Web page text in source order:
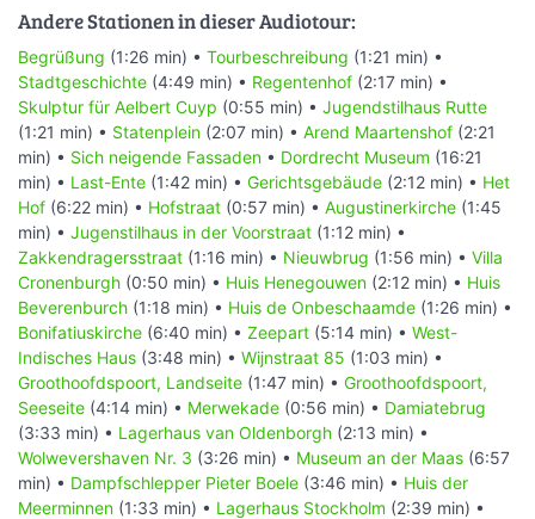
Andere Stationen in dieser Audiotour:
Begrüßung (1:26 min) • Tourbeschreibung (1:21 min) •
Stadtgeschichte (4:49 min) • Regentenhof (2:17 min) •
Skulptur für Aelbert Cuyp (0:55 min) • Jugendstilhaus Rutte
(1:21 min) • Statenplein (2:07 min) • Arend Maartenshof (2:21
min) • Sich neigende Fassaden • Dordrecht Museum (16:21
min) • Last-Ente (1:42 min) • Gerichtsgebäude (2:12 min) • Het
Hof (6:22 min) • Hofstraat (0:57 min) • Augustinerkirche (1:45
min) • Jugenstilhaus in der Voorstraat (1:12 min) •
Zakkendragersstraat (1:16 min) • Nieuwbrug (1:56 min) • Villa
Cronenburgh (0:50 min) • Huis Henegouwen (2:12 min) • Huis
Beverenburch (1:18 min) • Huis de Onbeschaamde (1:26 min) •
Bonifatiuskirche (6:40 min) • Zeepart (5:14 min) • West-
Indisches Haus (3:48 min) • Wijnstraat 85 (1:03 min) •
Groothoofdspoort, Landseite (1:47 min) • Groothoofdspoort,
Seeseite (4:14 min) • Merwekade (0:56 min) • Damiatebrug
(3:33 min) • Lagerhaus van Oldenborgh (2:13 min) •
Wolwevershaven Nr. 3 (3:26 min) • Museum an der Maas (6:57
min) • Dampfschlepper Pieter Boele (3:46 min) • Huis der
Meerminnen (1:33 min) • Lagerhaus Stockholm (2:39 min) •